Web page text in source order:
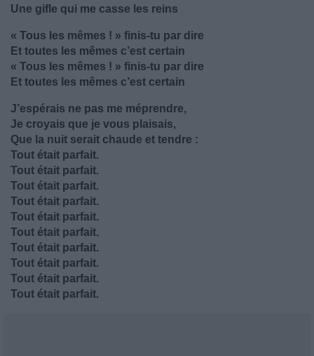
Une gifle qui me casse les reins
« Tous les mêmes ! » finis-tu par dire
Et toutes les mêmes c’est certain
« Tous les mêmes ! » finis-tu par dire
Et toutes les mêmes c’est certain
J’espérais ne pas me méprendre,
Je croyais que je vous plaisais,
Que la nuit serait chaude et tendre :
Tout était parfait.
Tout était parfait.
Tout était parfait.
Tout était parfait.
Tout était parfait.
Tout était parfait.
Tout était parfait.
Tout était parfait.
Tout était parfait.
Tout était parfait.